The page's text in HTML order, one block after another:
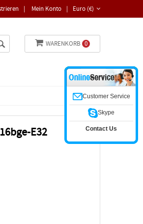
Euro (€)
| Mein Konto |
WARENKORB 0
E32
Customer Service
Skype
Contact Us